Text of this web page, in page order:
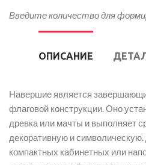
Введите количество для
ОПИСАНИЕ
Навершие является
флаговой конструкции. Оно
древка или мачты и выполняет
декоративную и
компактных кабинетных или